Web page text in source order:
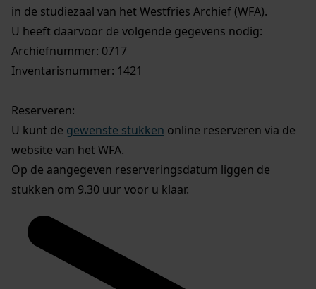
in de studiezaal van het Westfries Archief (WFA).
U heeft daarvoor de volgende gegevens nodig:
Archiefnummer: 0717
Inventarisnummer: 1421
Reserveren:
U kunt de gewenste stukken online reserveren via de
website van het WFA.
Op de aangegeven reserveringsdatum liggen de
stukken om 9.30 uur voor u klaar.